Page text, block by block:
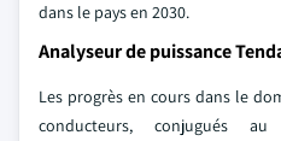
dans le pays en 2030.
Analyseur de puissance
Les progrès en cours dans le
conducteurs, conjugués